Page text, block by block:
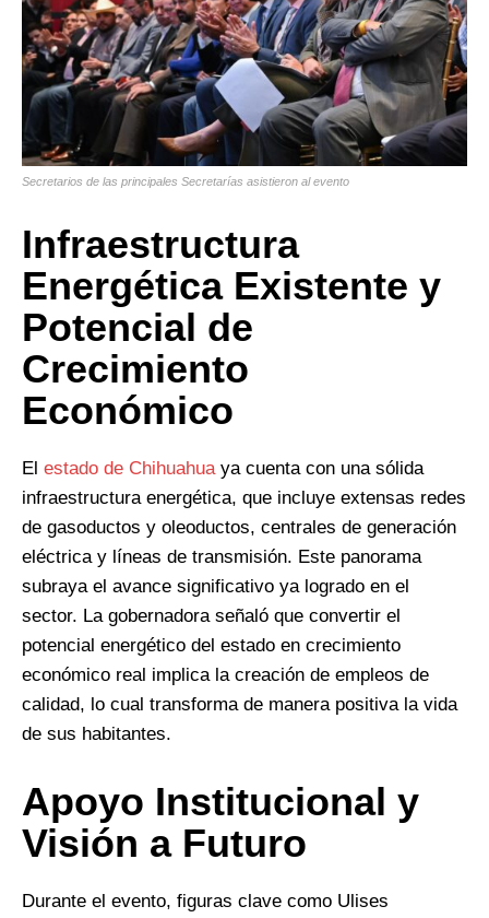
Secretarios de las principales Secretarías asistieron al evento
Infraestructura
Energética Existente y
Potencial de
Crecimiento
Económico
El estado de Chihuahua ya cuenta con una sólida
infraestructura energética, que incluye extensas redes
de gasoductos y oleoductos, centrales de generación
eléctrica y líneas de transmisión. Este panorama
subraya el avance significativo ya logrado en el
sector. La gobernadora señaló que convertir el
potencial energético del estado en crecimiento
económico real implica la creación de empleos de
calidad, lo cual transforma de manera positiva la vida
de sus habitantes.
Apoyo Institucional y
Visión a Futuro
Durante el evento, figuras clave como Ulises